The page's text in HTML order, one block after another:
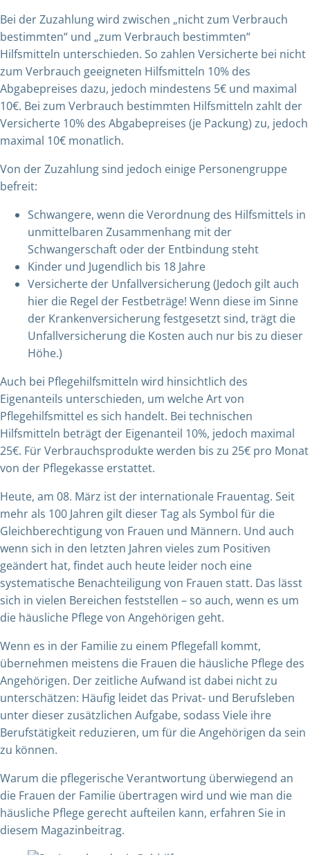
Bei der Zuzahlung wird zwischen „nicht zum Verbrauch
bestimmten“ und „zum Verbrauch bestimmten“
Hilfsmitteln unterschieden. So zahlen Versicherte bei nicht
zum Verbrauch geeigneten Hilfsmitteln 10% des
Abgabepreises dazu, jedoch mindestens 5€ und maximal
10€. Bei zum Verbrauch bestimmten Hilfsmitteln zahlt der
Versicherte 10% des Abgabepreises (je Packung) zu, jedoch
maximal 10€ monatlich.
Von der Zuzahlung sind jedoch einige Personengruppe
befreit:
Schwangere, wenn die Verordnung des Hilfsmittels in
unmittelbaren Zusammenhang mit der
Schwangerschaft oder der Entbindung steht
Kinder und Jugendlich bis 18 Jahre
Versicherte der Unfallversicherung (Jedoch gilt auch
hier die Regel der Festbeträge! Wenn diese im Sinne
der Krankenversicherung festgesetzt sind, trägt die
Unfallversicherung die Kosten auch nur bis zu dieser
Höhe.)
Auch bei Pflegehilfsmitteln wird hinsichtlich des
Eigenanteils unterschieden, um welche Art von
Pflegehilfsmittel es sich handelt. Bei technischen
Hilfsmitteln beträgt der Eigenanteil 10%, jedoch maximal
25€. Für Verbrauchsprodukte werden bis zu 25€ pro Monat
von der Pflegekasse erstattet.
Heute, am 08. März ist der internationale Frauentag. Seit
mehr als 100 Jahren gilt dieser Tag als Symbol für die
Gleichberechtigung von Frauen und Männern. Und auch
wenn sich in den letzten Jahren vieles zum Positiven
geändert hat, findet auch heute leider noch eine
systematische Benachteiligung von Frauen statt. Das lässt
sich in vielen Bereichen feststellen – so auch, wenn es um
die häusliche Pflege von Angehörigen geht.
Wenn es in der Familie zu einem Pflegefall kommt,
übernehmen meistens die Frauen die häusliche Pflege des
Angehörigen. Der zeitliche Aufwand ist dabei nicht zu
unterschätzen: Häufig leidet das Privat- und Berufsleben
unter dieser zusätzlichen Aufgabe, sodass Viele ihre
Berufstätigkeit reduzieren, um für die Angehörigen da sein
zu können.
Warum die pflegerische Verantwortung überwiegend an
die Frauen der Familie übertragen wird und wie man die
häusliche Pflege gerecht aufteilen kann, erfahren Sie in
diesem Magazinbeitrag.